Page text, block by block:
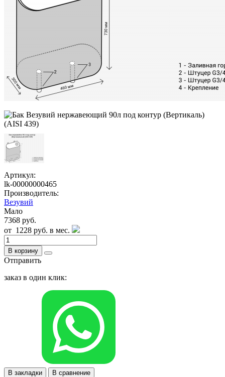
Артикул:
lk-00000000465
Производитель:
Везувий
Мало
7368 руб.
от 1228 руб. в мес.
В корзину
Отправить
заказ в один клик:
В закладки В сравнение